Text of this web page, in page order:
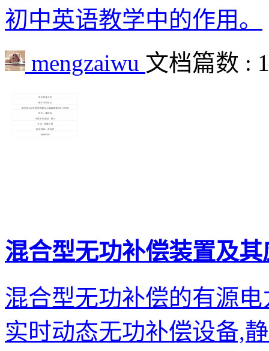
初中英语教学中的作用。
mengzaiwu 文档篇数 :
混合型无功补偿装置及
混合型无功补偿的有源
实时动态无功补偿设备,